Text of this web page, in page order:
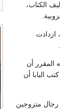
الكتاب،
ازدادت
المقرر أن
كتب البابا أن
في الڤاتيكان في أكتوبر 2019 على ترسيم رجال متزوجين